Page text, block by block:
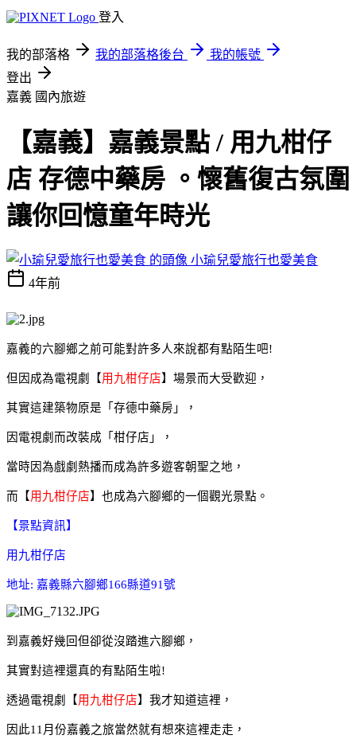
登入
我的部落格 我的部落格後台
我的帳號
登出
嘉義 國內旅遊
​​​​【嘉義】嘉義景點 / 用九柑仔
店 存德中藥房 。懷舊復古氛圍
讓你回憶童年時光
小瑜兒愛旅行也愛美食
4年前
嘉義的六腳鄉之前可能對許多人來說都有點陌生吧!
但因成為電視劇【用九柑仔店】場景而大受歡迎，
其實這建築物原是「存德中藥房」 ，
因電視劇而改裝成「柑仔店」，
當時因為戲劇熱播而成為許多遊客朝聖之地，
而【用九柑仔店】也成為六腳鄉的一個觀光景點。
【景點資訊】
用九柑仔店
地址: 嘉義縣六腳鄉166縣道91號
到嘉義好幾回但卻從沒踏進六腳鄉 ，
其實對這裡還真的有點陌生啦!
透過電視劇 【用九柑仔店】 我才知道這裡，
因此11月份嘉義之旅當然就有想來這裡走走，